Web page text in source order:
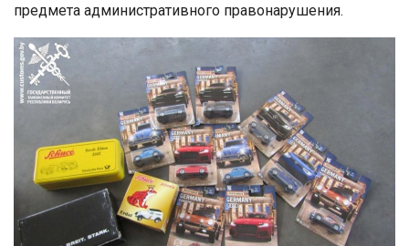
предмета административного правонарушения.